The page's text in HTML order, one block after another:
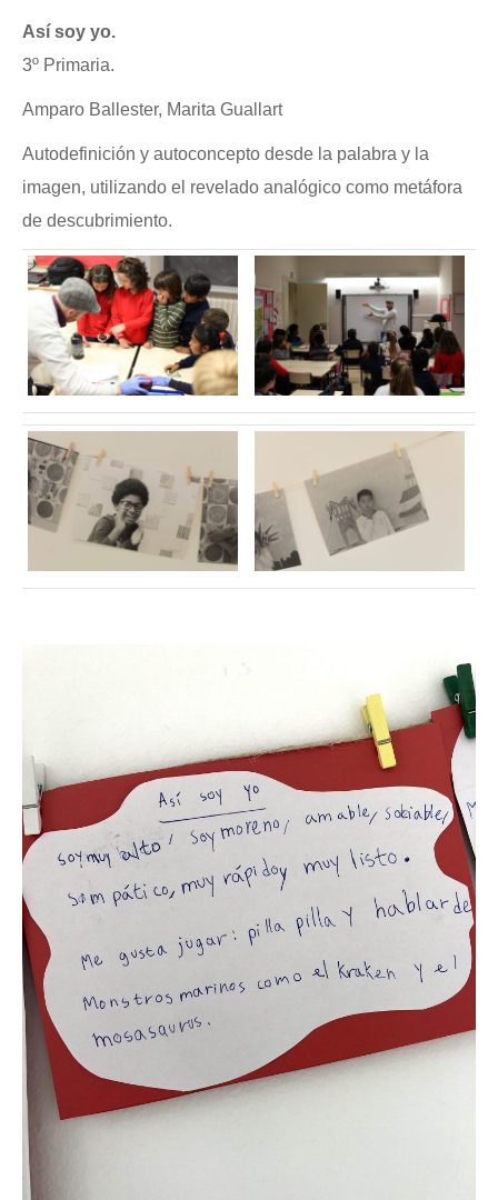
Así soy yo.
3º Primaria.
Amparo Ballester, Marita Guallart
Autodefinición y autoconcepto desde la palabra y la
imagen, utilizando el revelado analógico como metáfora
de descubrimiento.